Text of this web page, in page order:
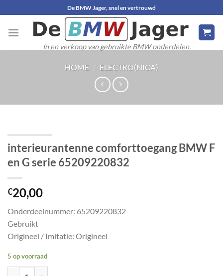
naar
inhoud
De BMW Jager, snel en vertrouwd
In en verkoop van gebruikte BMW onderdelen.
HOME / ELECTRO(NICA)
interieurantenne comforttoegang BMW F
en G serie 65209220832
€20,00
Onderdeelnummer: 65209220832
Gebruikt
Origineel / Imitatie: Origineel
5 op voorraad